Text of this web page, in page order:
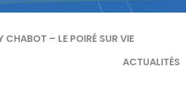
CHABOT – LE POIRÉ SUR VIE
ACTUALITÉS